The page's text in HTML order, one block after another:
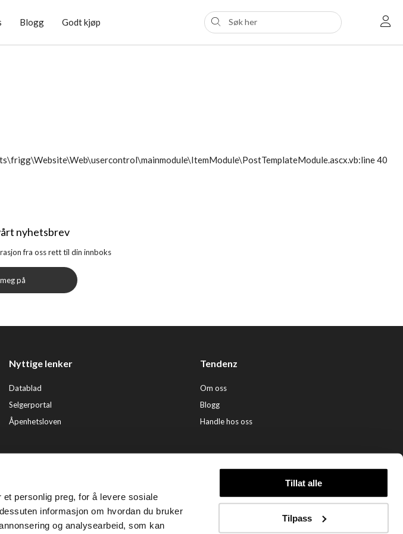
personlig preg, for å levere sosiale
informasjon om hvordan du bruker
og analysearbeid, som kan
Tillat alle
Tilpass
Blogg Godt kjøp
40
nyhetsbrev
fra oss rett til din innboks
på
Nyttige lenker
Datablad
Selgerportal
Åpenhetsloven
Tendenz
Om oss
Blogg
Handle hos oss
© Tendenz Hårpleie AS (org. nr. 948 341 662) |Nettbutikk levert av Kréatif